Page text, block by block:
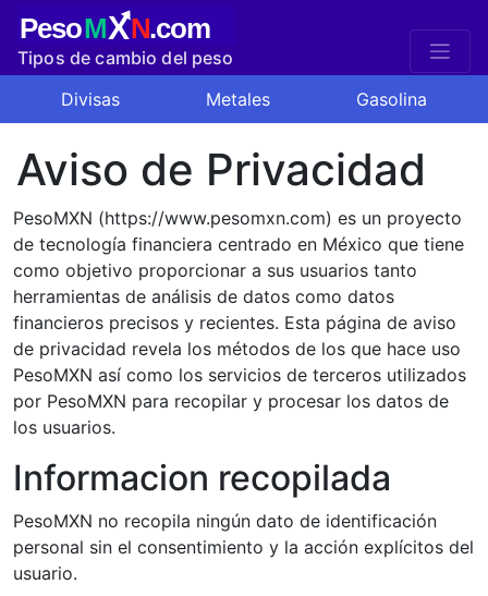
PesoMXN.com
Tipos de cambio del peso
Divisas Metales Gasolina
Aviso de Privacidad
PesoMXN (https://www.pesomxn.com) es un proyecto
de tecnología financiera centrado en México que tiene
como objetivo proporcionar a sus usuarios tanto
herramientas de análisis de datos como datos
financieros precisos y recientes. Esta página de aviso
de privacidad revela los métodos de los que hace uso
PesoMXN así como los servicios de terceros utilizados
por PesoMXN para recopilar y procesar los datos de
los usuarios.
Informacion recopilada
PesoMXN no recopila ningún dato de identificación
personal sin el consentimiento y la acción explícitos del
usuario.